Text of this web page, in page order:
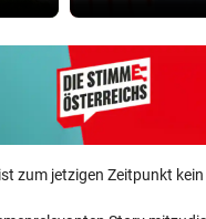
zum jetzigen Zeitpunkt